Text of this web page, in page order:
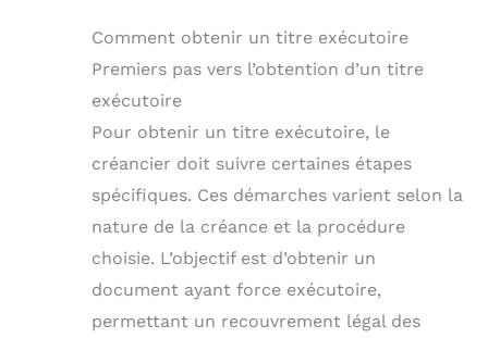
Comment obtenir un titre exécutoire
Premiers pas vers l’obtention d’un titre
exécutoire
Pour obtenir un titre exécutoire, le
créancier doit suivre certaines étapes
spécifiques. Ces démarches varient selon la
nature de la créance et la procédure
choisie. L’objectif est d’obtenir un
document ayant force exécutoire,
permettant un recouvrement légal des